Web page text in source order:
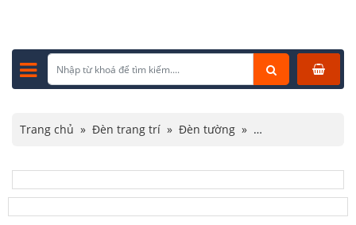
Trang chủ » Đèn trang trí » Đèn tường »